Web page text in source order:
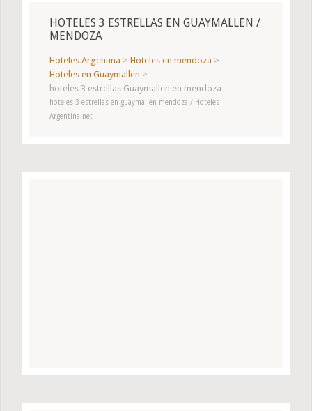
HOTELES 3 ESTRELLAS EN GUAYMALLEN /
MENDOZA
Hoteles Argentina > Hoteles en mendoza >
Hoteles en Guaymallen >
hoteles 3 estrellas Guaymallen en mendoza
hoteles 3 estrellas en guaymallen mendoza / Hoteles-
Argentina.net